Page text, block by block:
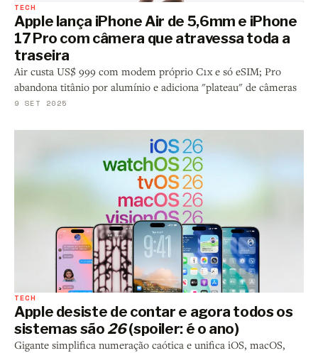
TECH
Apple lança iPhone Air de 5,6mm e iPhone
17 Pro com câmera que atravessa toda a
traseira
Air custa US$ 999 com modem próprio C1x e só eSIM; Pro
abandona titânio por alumínio e adiciona "plateau" de câmeras
9 SET 2025
TECH
Apple desiste de contar e agora todos os
sistemas são26(spoiler: é o ano)
Gigante simplifica numeração caótica e unifica iOS, macOS,